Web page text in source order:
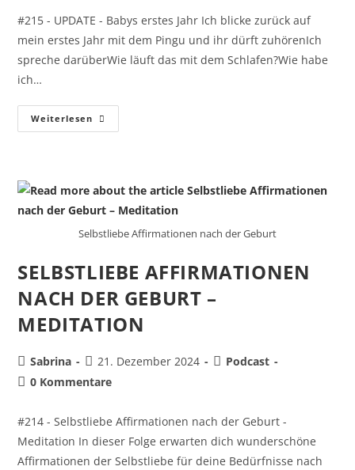
#215 - UPDATE - Babys erstes Jahr Ich blicke zurück auf
mein erstes Jahr mit dem Pingu und ihr dürft zuhörenIch
spreche darüberWie läuft das mit dem Schlafen?Wie habe
ich…
Weiterlesen
Selbstliebe Affirmationen nach der Geburt
SELBSTLIEBE AFFIRMATIONEN
NACH DER GEBURT –
MEDITATION
Sabrina 21. Dezember 2024
Podcast
0 Kommentare
#214 - Selbstliebe Affirmationen nach der Geburt -
Meditation In dieser Folge erwarten dich wunderschöne
Affirmationen der Selbstliebe für deine Bedürfnisse nach